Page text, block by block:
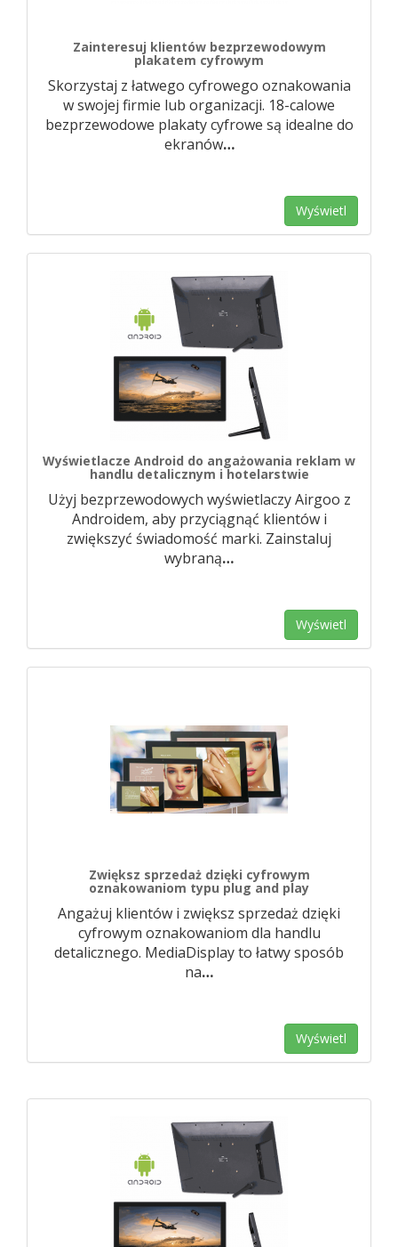
Zainteresuj klientów bezprzewodowym
plakatem cyfrowym
Skorzystaj z łatwego cyfrowego oznakowania
w swojej firmie lub organizacji. 18-calowe
bezprzewodowe plakaty cyfrowe są idealne do
ekranów…
Wyświetl
Wyświetlacze Android do angażowania reklam w
handlu detalicznym i hotelarstwie
Użyj bezprzewodowych wyświetlaczy Airgoo z
Androidem, aby przyciągnąć klientów i
zwiększyć świadomość marki. Zainstaluj
wybraną…
Wyświetl
Zwiększ sprzedaż dzięki cyfrowym
oznakowaniom typu plug and play
Angażuj klientów i zwiększ sprzedaż dzięki
cyfrowym oznakowaniom dla handlu
detalicznego. MediaDisplay to łatwy sposób
na…
Wyświetl